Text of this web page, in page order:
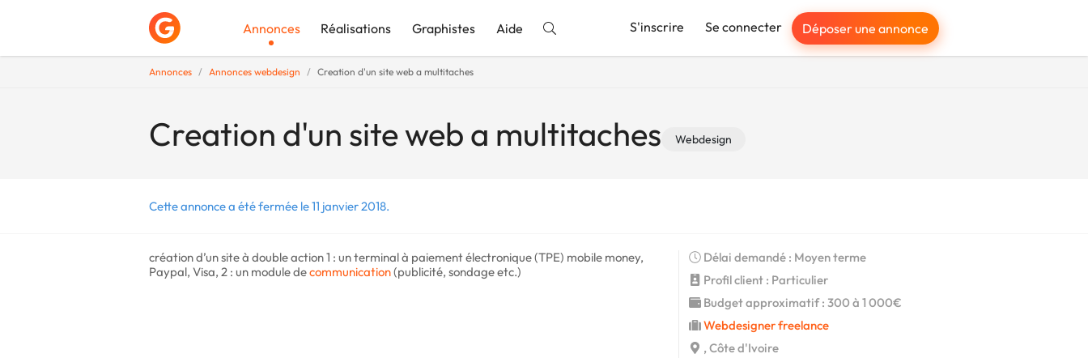
Annonces Réalisations Graphistes Aide S'inscrire Se connecter Déposer une annonce
Annonces Annonces webdesign Creation d'un site web a multitaches
Creation d'un site web a multitaches Webdesign
Cette annonce a été fermée le 11 janvier 2018.
création d’un site à double action 1 : un terminal à paiement électronique (TPE) mobile money,
Paypal, Visa, 2 : un module decommunication(publicité, sondage etc.)
Délai demandé : Moyen terme
Profil client : Particulier
Budget approximatif : 300 à 1 000€
Webdesigner freelance
, Côte d'Ivoire